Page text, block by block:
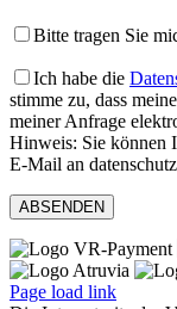
Bitte tragen Sie
Ich habe die
stimme zu, dass
meiner Anfrage
Hinweis: Sie können
E-Mail an
Page load link